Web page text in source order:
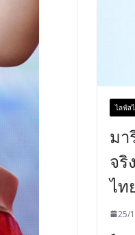
ไลฟ์ส
มา
จริ
ไท
25/